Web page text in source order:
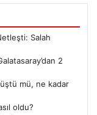
Salah
2
mü, ne kadar
oldu?